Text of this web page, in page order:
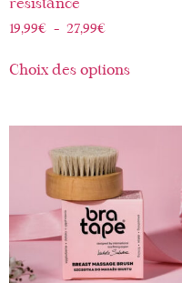
résistance
19,99€ – 27,99€
Choix des options